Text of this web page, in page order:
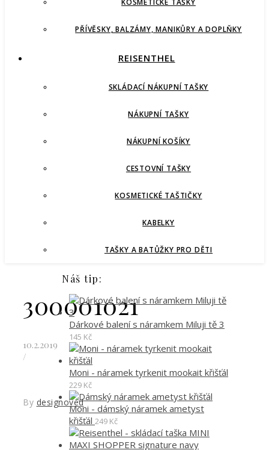
KOSMETICKÉ TAŠKY
PŘÍVĚSKY, BALZÁMY, MANIKŮRY A DOPLŇKY
REISENTHEL
SKLÁDACÍ NÁKUPNÍ TAŠKY
NÁKUPNÍ TAŠKY
NÁKUPNÍ KOŠÍKY
CESTOVNÍ TAŠKY
KOSMETICKÉ TAŠTIČKY
KABELKY
TAŠKY A BATŮŽKY PRO DĚTI
300001021
10.2.2019
/
By designoved
Náš tip:
Dárkové balení s náramkem Miluji tě 3
145 Kč
Moni - náramek tyrkenit mookait křišťál
229 Kč
Moni - dámský náramek ametyst
křišťál 249 Kč